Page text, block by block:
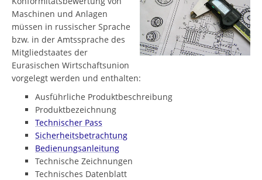
Maschinen und Anlagen
müssen in russischer Sprache
bzw. in der Amtssprache des
Mitgliedstaates der
Eurasischen Wirtschaftsunion
vorgelegt werden und enthalten:
Ausführliche Produktbeschreibung
Produktbezeichnung
Technischer Pass
Sicherheitsbetrachtung
Bedienungsanleitung
Technische Zeichnungen
Technisches Datenblatt